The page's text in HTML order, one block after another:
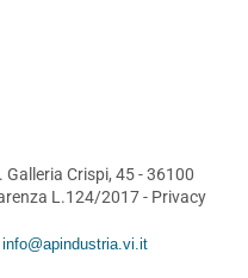
Crispi, 45 - 36100
L.124/2017- Privacy
info@apindustria.vi.it